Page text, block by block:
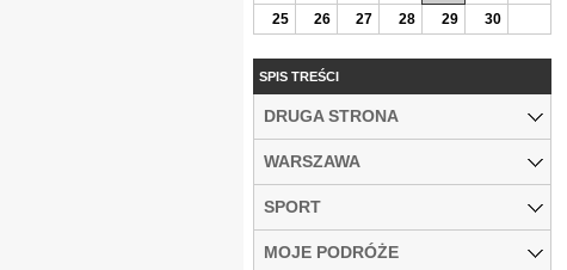
25
26 27 28 29 30
SPIS TREŚCI
DRUGA STRONA
WARSZAWA
SPORT
MOJE PODRÓŻE